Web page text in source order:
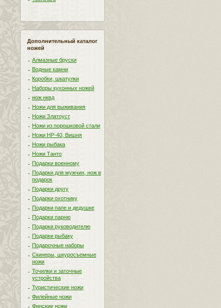
Дополнительный каталог
ножей
Алмазные бруски
Водные камни
Коробки, шкатулки
Наборы кухонных ножей
нож нквд
Ножи для выживания
Ножи Златоуст
Ножи из порошковой стали
Ножи НР-40, Вишня
Ножи рыбака
Ножи Танто
Подарки военному
Подарки для мужчин, нож в
подарок
Подарки другу
Подарки охотнику
Подарки папе и дедушке
Подарки парню
Подарки руководителю
Подарки рыбаку
Подарочные наборы
Скинеры, шкуросъемные
ножи
Точилки и заточные
устройства
Туристические ножи
Филейные ножи
Финские ножи